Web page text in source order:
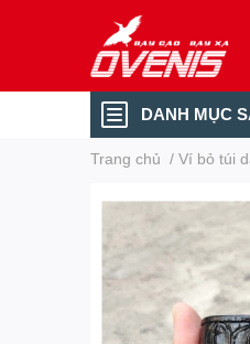
DANH MỤC
Trang chủ / Ví bỏ túi